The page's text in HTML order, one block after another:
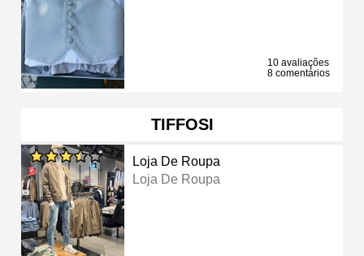
10 avaliações
8 comentários
TIFFOSI
Loja De Roupa
Loja De Roupa